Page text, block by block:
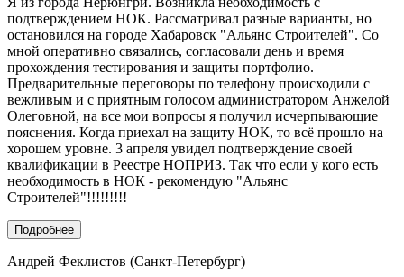
подтверждением НОК. Рассматривал разные варианты, но
остановился на городе Хабаровск "Альянс Строителей". Со
мной оперативно связались, согласовали день и время
прохождения тестирования и защиты портфолио.
Предварительные переговоры по телефону происходили с
вежливым и с приятным голосом администратором Анжелой
Олеговной, на все мои вопросы я получил исчерпывающие
пояснения. Когда приехал на защиту НОК, то всё прошло на
хорошем уровне. 3 апреля увидел подтверждение своей
квалификации в Реестре НОПРИЗ. Так что если у кого есть
необходимость в НОК - рекомендую "Альянс
Строителей"!!!!!!!!!
Подробнее
Андрей Феклистов (Санкт-Петербург)